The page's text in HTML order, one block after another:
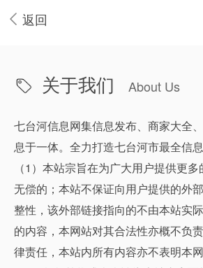
返回
关于我们 About Us
七台河信息网集信息发布、商家大全
息于一体。全力打造七台河市最全信息
（1）本站宗旨在为广大用户提供更
无偿的；本站不保证向用户提供的外
整性，该外部链接指向的不由本站实
的内容，本网站对其合法性亦概不负
律责任，本站内所有内容亦不表明本